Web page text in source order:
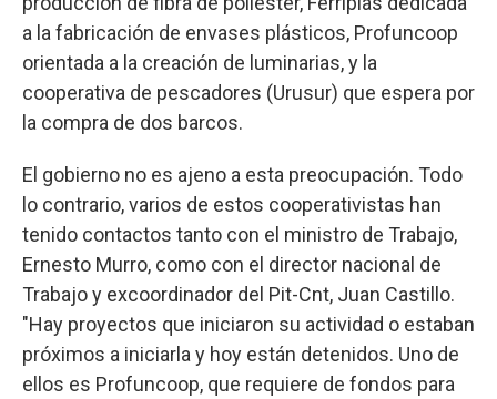
a la fabricación de envases plásticos, Profuncoop
orientada a la creación de luminarias, y la
cooperativa de pescadores (Urusur) que espera por
la compra de dos barcos.
El gobierno no es ajeno a esta preocupación. Todo
lo contrario, varios de estos cooperativistas han
tenido contactos tanto con el ministro de Trabajo,
Ernesto Murro, como con el director nacional de
Trabajo y excoordinador del Pit-Cnt, Juan Castillo.
"Hay proyectos que iniciaron su actividad o estaban
próximos a iniciarla y hoy están detenidos. Uno de
ellos es Profuncoop, que requiere de fondos para